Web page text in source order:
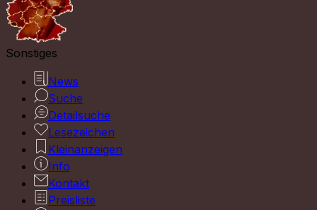
Sonstiges
News
Suche
Detailsuche
Lesezeichen
Kleinanzeigen
Info
Kontakt
Preisliste